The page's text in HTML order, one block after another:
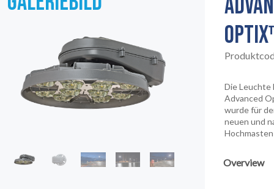
Die Leuchte
Advanced
wurde für
neuen und
Overview